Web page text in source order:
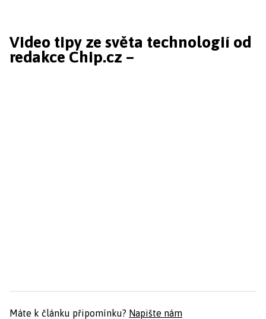
Video tipy ze světa technologií od
redakce Chip.cz –
Máte k článku připomínku? Napište nám